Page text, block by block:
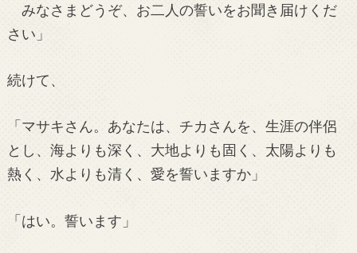
みなさまどうぞ、お二人の誓いをお聞き届けくだ
さい」
続けて、
「マサキさん。あなたは、チカさんを、生涯の伴侶
とし、海よりも深く、大地よりも固く、太陽よりも
熱く、水よりも清く、愛を誓いますか」
「はい。誓います」